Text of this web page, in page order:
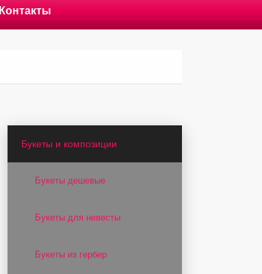
Контакты
Букеты и композиции
Букеты дешевые
Букеты для невесты
Букеты из гербер